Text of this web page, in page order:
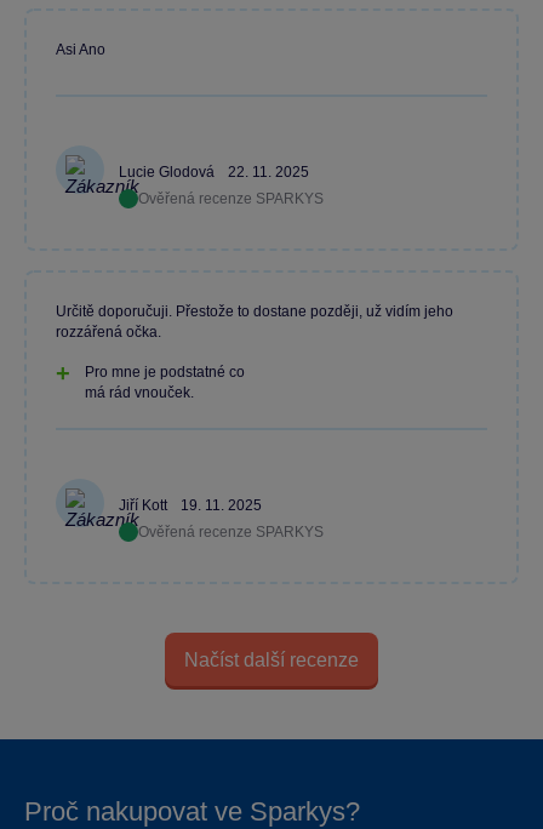
Lucie Glodová
22. 11. 2025
Ověřená recenze SPARKYS
Asi Ano
Jiří Kott
19. 11. 2025
Ověřená recenze SPARKYS
Určitě doporučuji. Přestože to dostane později, už vidím jeho
rozzářená očka.
Pro mne je podstatné co
má rád vnouček.
Načíst další recenze
Proč nakupovat ve Sparkys?